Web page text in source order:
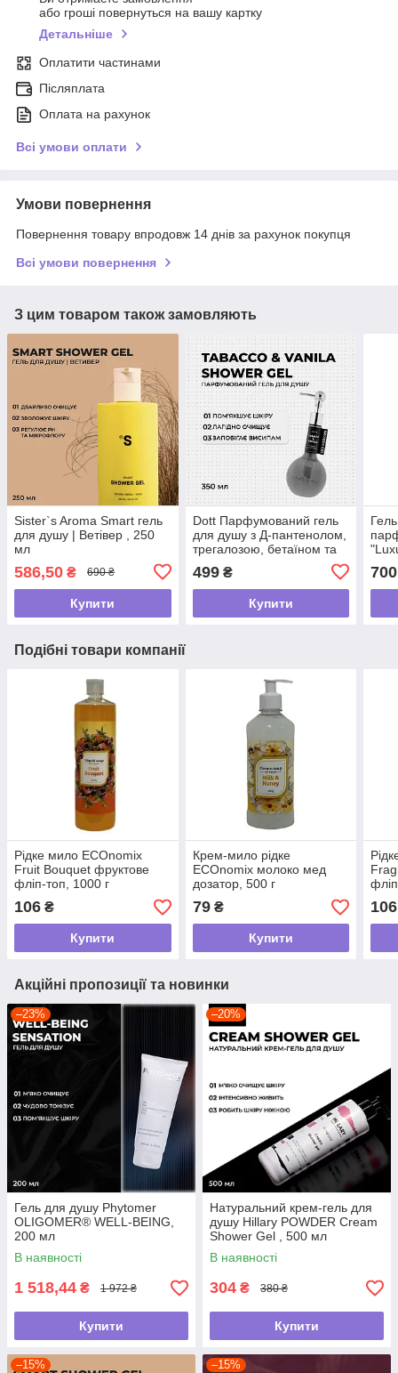
або гроші повернуться на вашу картку
Детальніше
Оплатити частинами
Післяплата
Оплата на рахунок
Всі умови оплати
Умови повернення
Повернення товару впродовж 14 днів за рахунок покупця
Всі умови повернення
З цим товаром також замовляють
Sister`s Aroma Smart гель
для душу | Ветівер , 250
мл
586,50 ₴ 690 ₴
Купити
Dott Парфумований гель
для душу з Д-пантенолом,
трегалозою, бетаїном та
TOBACCO & VANILLA
499₴
Купити
700
Подібні товари компанії
Рідке мило ECOnomix
Fruit Bouquet фруктове
фліп-топ, 1000 г
106 ₴
Купити
Крем-мило рідке
ECOnomix молоко мед
дозатор, 500 г
79₴
Купити
106
Акційні пропозиції та новинки
–23%
Гель для душу Phytomer
OLIGOMER® WELL-BEING,
200 мл
В наявності
1 518,44 ₴ 1 972 ₴
Купити
–20%
Натуральний крем-гель для
душу Hillary POWDER Cream
Shower Gel , 500 мл
В наявності
304 ₴ 380 ₴
Купити
–15% –15%